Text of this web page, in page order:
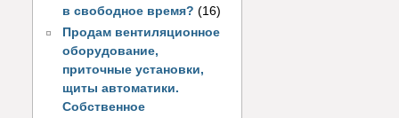
в свободное время? (16)
Продам вентиляционное
оборудование,
приточные установки,
щиты автоматики.
Собственное